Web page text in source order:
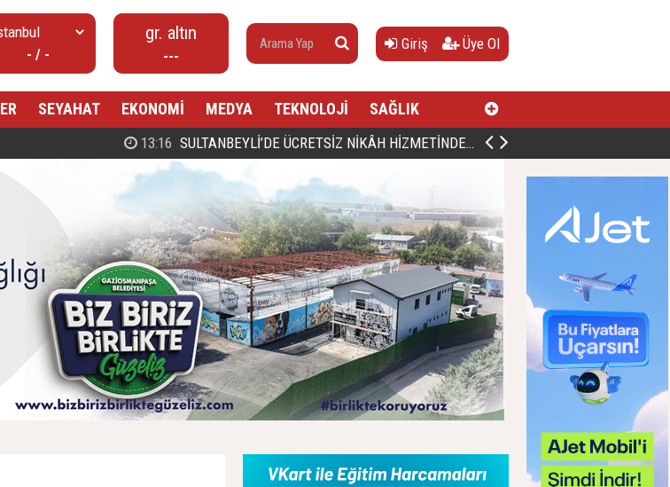
- / -
gr. altın
---
Giriş Üye Ol
SEYAHAT EKONOMİ MEDYA TEKNOLOJİ SAĞLIK
00:27 PROF. DR. MAHMUD ESAD COŞAN, DOĞUMUNUN HİCRÎ 91. YILINDA ELAZIĞ'DA YÂD EDİLECEK